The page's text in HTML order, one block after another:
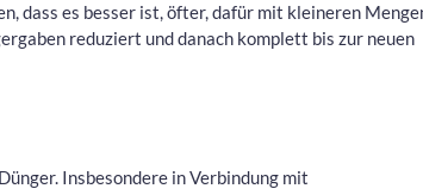
dass es besser ist, öfter, dafür mit kleineren
reduziert und danach komplett bis zur neuen
Insbesondere in Verbindung mit